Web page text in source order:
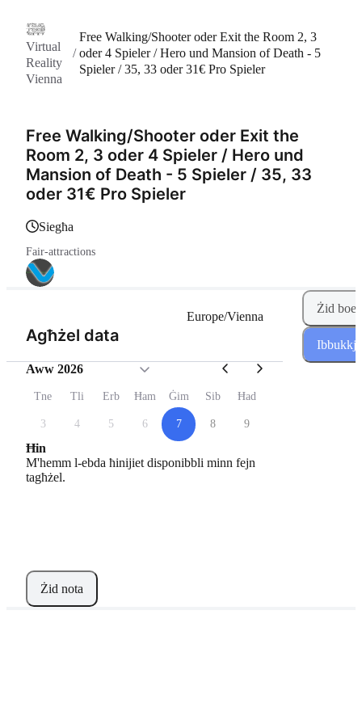
Virtual
Reality
Vienna
/
Free Walking/Shooter oder Exit the Room 2, 3
oder 4 Spieler / Hero und Mansion of Death - 5
Spieler / 35, 33 oder 31€ Pro Spieler
Free Walking/Shooter oder Exit the
Room 2, 3 oder 4 Spieler / Hero und
Mansion of Death - 5 Spieler / 35, 33
oder 31€ Pro Spieler
siegħa
Fair-attractions
Agħżel data(Pass 1 minn 2)
Europe/Vienna
Aww 2026
Tne Tli Erb Ħam Ġim Sib Ħad
3 4 5 6 7 8 9
Ħin
M'hemm l-ebda ħinijiet disponibbli minn fejn
tagħżel.
Żid nota
Żid